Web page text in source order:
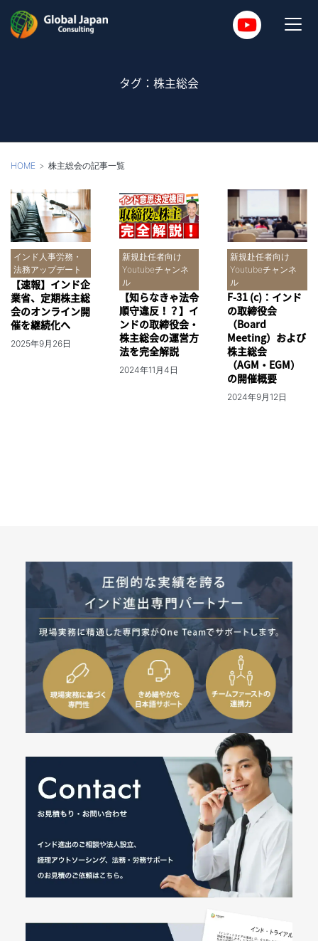
タグ：株主総会
HOME 株主総会の記事一覧
インド人事労務・
法務アップデート
【速報】インド企
業省、定期株主総
会のオンライン開
催を継続化へ
2025年9月26日
新規赴任者向け
Youtubeチャンネ
ル
【知らなきゃ法令
順守違反！？】イ
ンドの取締役会・
株主総会の運営方
法を完全解説
2024年11月4日
新規赴任者向け
Youtubeチャンネ
ル
F-31 (c)：インド
の取締役会
（Board
Meeting）および
株主総会
（AGM・EGM）
の開催概要
2024年9月12日